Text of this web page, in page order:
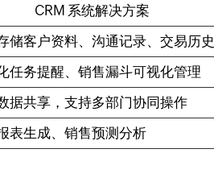
CRM 系统解决方案
储客户资料、沟通记录、交易历史
任务提醒、销售漏斗可视化管理
据共享，支持多部门协同操作
表生成、销售预测分析